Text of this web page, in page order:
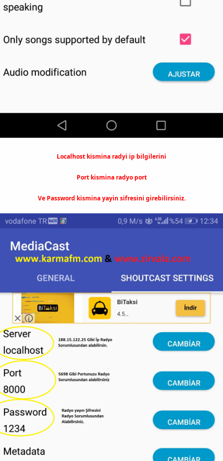
Localhost kismina radyi ip bilgilerini
Port kismina radyo port
Ve Password kismina yayin sifresini girebilirsiniz.